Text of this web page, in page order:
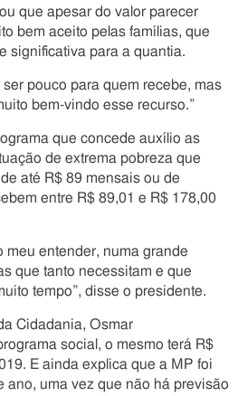
que apesar do valor parecer
bem aceito pelas famílias, que
significativa para a quantia.
pouco para quem recebe, mas
bem-vindo esse recurso.”
que concede auxílio as
de extrema pobreza que
até R$ 89 mensais ou de
entre R$ 89,01 e R$ 178,00
meu entender, numa grande
que tanto necessitam e que
tempo”, disse o presidente.
Cidadania, Osmar
social, o mesmo terá R$
E ainda explica que a MP foi
ano, uma vez que não há previsão